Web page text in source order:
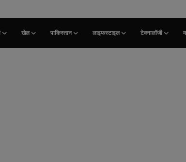
खेल पाकिस्तान लाइफस्टाइल टेक्नालॉजी